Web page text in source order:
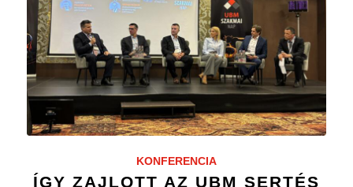
KONFERENCIA
ÍGY ZAJLOTT AZ UBM SERTÉS